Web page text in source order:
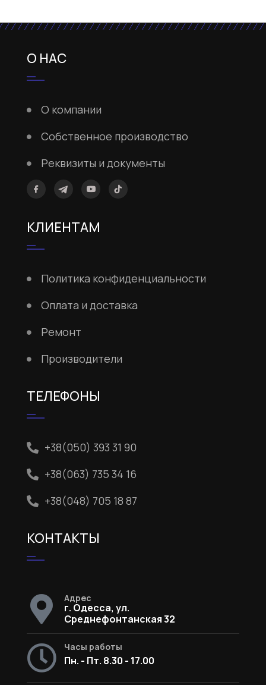
О НАС
О компании
Собственное производство
Реквизиты и документы
КЛИЕНТАМ
Политика конфиденциальности
Оплата и доставка
Ремонт
Производители
ТЕЛЕФОНЫ
+38(050) 393 31 90
+38(063) 735 34 16
+38(048) 705 18 87
КОНТАКТЫ
Адрес
г. Одесса, ул.
Среднефонтанская 32
Часы работы
Пн. - Пт. 8.30 - 17.00